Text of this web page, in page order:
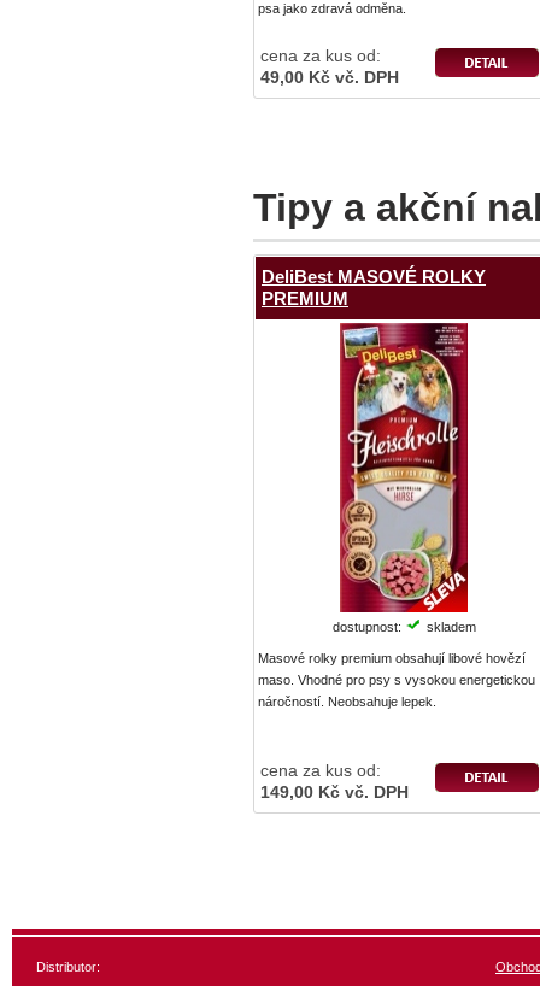
psa jako zdravá odměna.
cena za kus od:
49,00 Kč vč. DPH
Tipy a akční
DeliBest MASOVÉ ROLKY
PREMIUM
dostupnost: skladem
Masové rolky premium obsahují libové hovězí
maso. Vhodné pro psy s vysokou energetickou
náročností. Neobsahuje lepek.
cena za kus od:
149,00 Kč vč. DPH
Distributor: